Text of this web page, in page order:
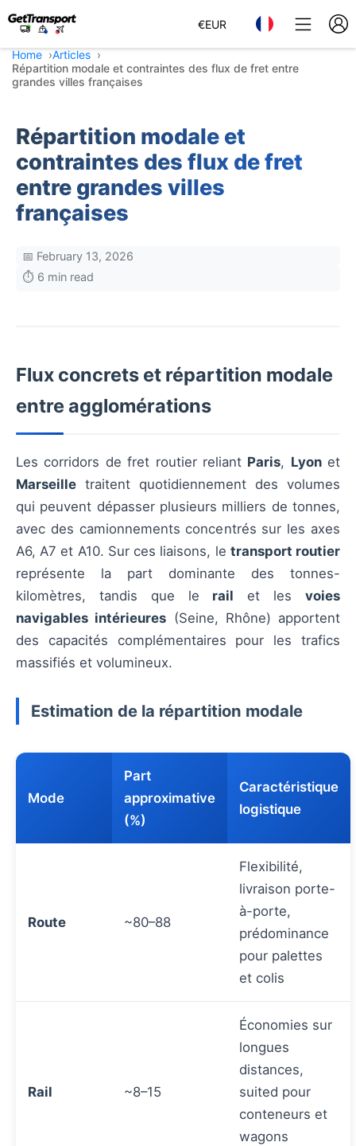
€EUR
Home
Articles
Répartition modale et contraintes des flux de fret entre
grandes villes françaises
Répartition modale et
contraintes des flux de fret
entre grandes villes
françaises
📅 February 13, 2026
⏱️ 6 min read
Flux concrets et répartition modale
entre agglomérations
Les corridors de fret routier reliant Paris, Lyonet
Marseille traitent quotidiennement des volumes
qui peuvent dépasser plusieurs milliers de tonnes,
avec des camionnements concentrés sur les axes
A6, A7 et A10. Sur ces liaisons, le transport routier
représente la part dominante des tonnes-
kilomètres, tandis que le rail et lesvoies
navigables intérieures (Seine, Rhône) apportent
des capacités complémentaires pour les trafics
massifiés et volumineux.
Estimation de la répartition modale
Mode
Part
approximative
(%)
Caractéristique
logistique
Route ~80–88
Flexibilité,
livraison porte-
à-porte,
prédominance
pour palettes
et colis
Rail ~8–15
Économies sur
longues
distances,
suited pour
conteneurs et
wagons